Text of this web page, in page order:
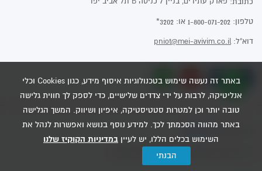
טלפון: 1-800-071-202 או: 3202*
דוא"ל: pniot@mei-avivim.co.il
כל הזכויות שמורות - מי אביבים 2020
Dooble
באתר זה נעשה שימוש בטכנולוגיות איסוף מידע, כגון Cookies וכלי
אנליטיקה, לרבות על ידי צדדים שלישיים, כדי לספק לך חווית גלישה
טובה יותר וכן למטרות סטטיסטיקה, איפיון ושיווק. המשך הגלישה
באתר מהווה הסכמתך לכך. למידע נוסף בנושא ואפשרות לנהל את
השימוש בכלים הללו, יש לעיין במדיניות הקוקיז שלנו
הבנתי